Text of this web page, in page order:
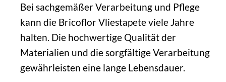
Bei sachgemäßer Verarbeitung und Pflege
kann die Bricoflor Vliestapete viele Jahre
halten. Die hochwertige Qualität der
Materialien und die sorgfältige Verarbeitung
gewährleisten eine lange Lebensdauer.